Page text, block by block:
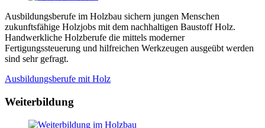
Ausbildungsberufe im Holzbau sichern jungen Menschen
zukunftsfähige Holzjobs mit dem nachhaltigen Baustoff Holz.
Handwerkliche Holzberufe die mittels moderner
Fertigungssteuerung und hilfreichen Werkzeugen ausgeübt werden
sind sehr gefragt.
Ausbildungsberufe mit Holz
Weiterbildung